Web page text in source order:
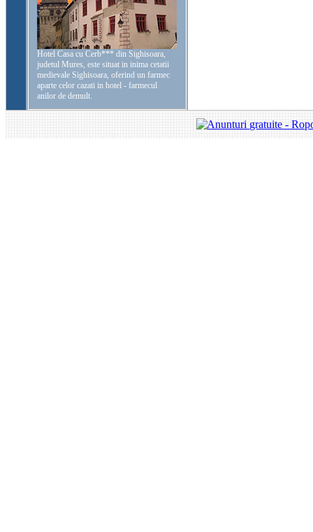
Hotel Casa cu Cerb*** din Sighisoara,
judetul Mures, este situat in inima cetatii
medievale Sighisoara, oferind un farmec
aparte celor cazati in hotel - farmecul
anilor de demult.